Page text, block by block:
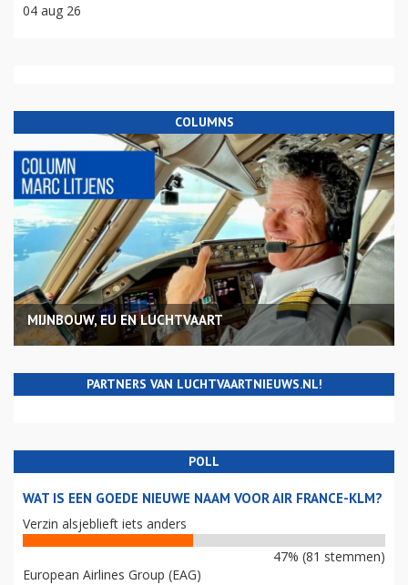
04 aug 26
COLUMNS
MIJNBOUW, EU EN LUCHTVAART
PARTNERS VAN LUCHTVAARTNIEUWS.NL!
POLL
WAT IS EEN GOEDE NIEUWE NAAM VOOR AIR FRANCE-KLM?
Verzin alsjeblieft iets anders
47% (81 stemmen)
European Airlines Group (EAG)